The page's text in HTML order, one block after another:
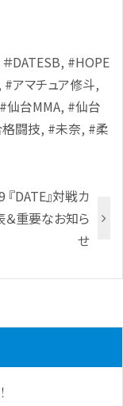
＃DATESB, #HOPE
#アマチュア修斗,
#仙台MMA, #仙台
闘技, #未奈, #柔
DATE』対戦カ
＆重要なお知ら
せ